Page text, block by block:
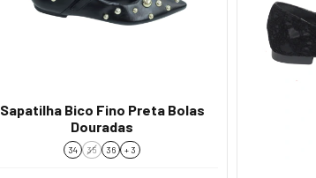
Sapatilha Bico Fino Preta Bolas
Douradas
34 35 36 + 3